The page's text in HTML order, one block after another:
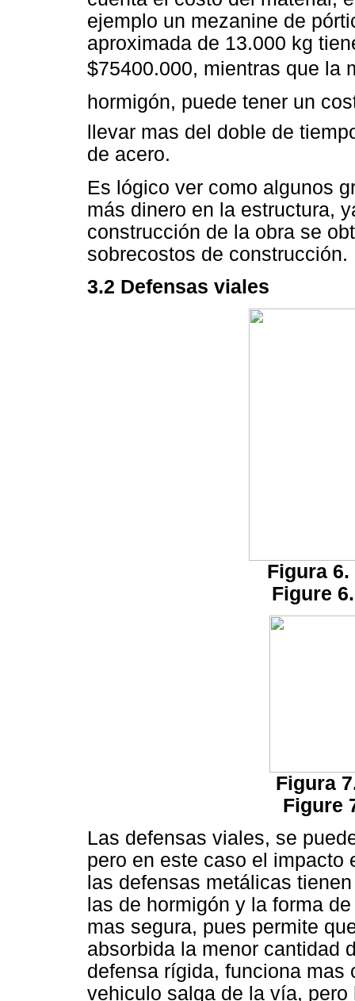
ejemplo un mezanine de
aproximada de 13.000 kg
$75400.000, mientras que
hormigón, puede tener un
llevar mas del doble de
de acero.
Es lógico ver como algunos
más dinero en la estructura,
construcción de la obra se
sobrecostos de construcción.
3.2 Defensas viales
Figura 6.
Figure
Figura
Figure
Las defensas viales, se
pero en este caso el impacto
las defensas metálicas
las de hormigón y la forma
mas segura, pues permite
absorbida la menor cantidad
defensa rígida, funciona mas
vehiculo salga de la vía,